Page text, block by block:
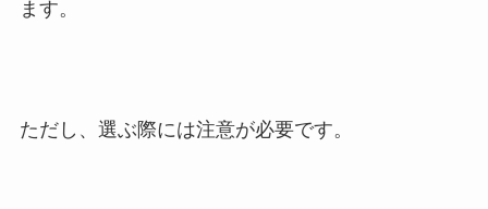
ます。
ただし、選ぶ際には注意が必要です。